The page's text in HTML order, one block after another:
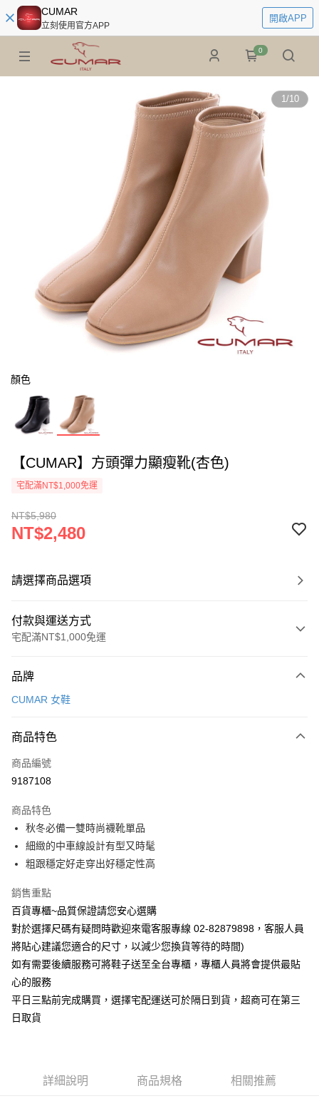
CUMAR
立刻使用官方APP
開啟APP
0
1/10
顏色
【CUMAR】方頭彈力顯瘦靴(杏色)
宅配滿NT$1,000免運
NT$5,980
NT$2,480
請選擇商品選項
付款與運送方式
宅配滿NT$1,000免運
信用卡一次付款
Apple Pay
街口支付
宅配
每筆NT$90，滿NT$1,000(含以上)免運費
品牌
CUMAR 女鞋
商品特色
商品編號
9187108
商品特色
秋冬必備一雙時尚襪靴單品
細緻的中車線設計有型又時髦
粗跟穩定好走穿出好穩定性高
銷售重點
百貨專櫃~品質保證請您安心選購
對於選擇尺碼有疑問時歡迎來電客服專線 02-82879898，客服人員
將貼心建議您適合的尺寸，以減少您換貨等待的時間)
如有需要後續服務可將鞋子送至全台專櫃，專櫃人員將會提供最貼
心的服務
平日三點前完成購買，選擇宅配運送可於隔日到貨，超商可在第三
日取貨
詳細說明 商品規格 相關推薦